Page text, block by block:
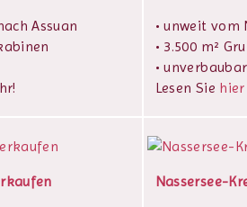
Assuan
• unweit vom
• 3.500 m²
•
Lesen Sie hier
Nassersee-